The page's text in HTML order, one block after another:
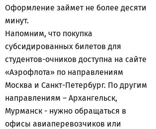
Оформление займет не более десяти
минут.
Напомним, что покупка
субсидированных билетов для
студентов-очников доступна на сайте
«Аэрофлота» по направлениям
Москва и Санкт-Петербург. По другим
направлениям – Архангельск,
Мурманск - нужно обращаться в
офисы авиаперевозчиков или